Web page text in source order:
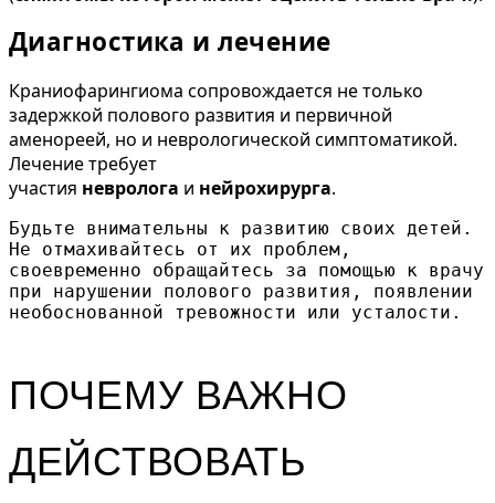
Диагностика и лечение
Краниофарингиома сопровождается не только
задержкой полового развития и первичной
аменореей, но и неврологической симптоматикой.
Лечение требует
участия невролога и нейрохирурга.
Будьте внимательны к развитию своих детей.
Не отмахивайтесь от их проблем,
своевременно обращайтесь за помощью к врачу
при нарушении полового развития, появлении
необоснованной тревожности или усталости.
ПОЧЕМУ ВАЖНО
ДЕЙСТВОВАТЬ